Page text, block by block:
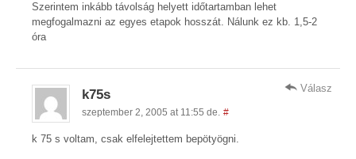
Szerintem inkább távolság helyett időtartamban lehet
megfogalmazni az egyes etapok hosszát. Nálunk ez kb. 1,5-2
óra
k75s
szeptember 2, 2005 at 11:55 de. #
k 75 s voltam, csak elfelejtettem bepötyögni.
Válasz